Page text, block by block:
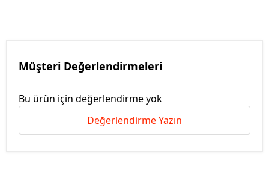
Müşteri Değerlendirmeleri
Bu ürün için değerlendirme yok
Değerlendirme Yazın